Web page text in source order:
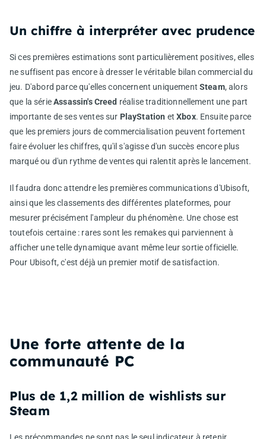
Un chiffre à interpréter avec prudence
Si ces premières estimations sont particulièrement positives, elles
ne suffisent pas encore à dresser le véritable bilan commercial du
jeu. D'abord parce qu'elles concernent uniquementSteam, alors
que la sérieAssassin's Creed réalise traditionnellement une part
importante de ses ventes sur PlayStation etXbox. Ensuite parce
que les premiers jours de commercialisation peuvent fortement
faire évoluer les chiffres, qu'il s'agisse d'un succès encore plus
marqué ou d'un rythme de ventes qui ralentit après le lancement.
Il faudra donc attendre les premières communications d'Ubisoft,
ainsi que les classements des différentes plateformes, pour
mesurer précisément l'ampleur du phénomène. Une chose est
toutefois certaine : rares sont les remakes qui parviennent à
afficher une telle dynamique avant même leur sortie officielle.
Pour Ubisoft, c'est déjà un premier motif de satisfaction.
Une forte attente de la
communauté PC
Plus de 1,2 million de wishlists sur
Steam